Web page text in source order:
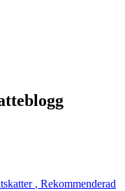
, Rekommenderad